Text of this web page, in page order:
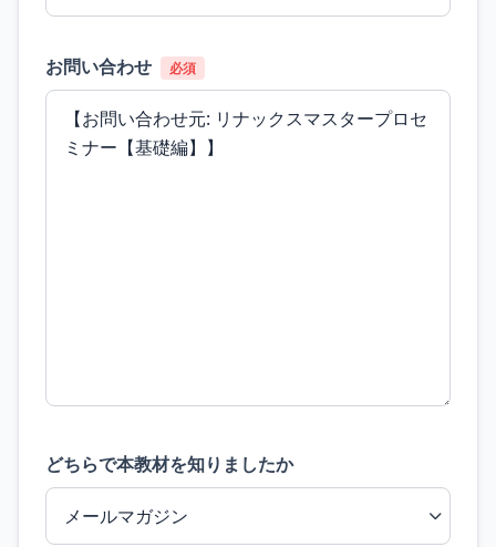
お問い合わせ 必須
どちらで本教材を知りましたか